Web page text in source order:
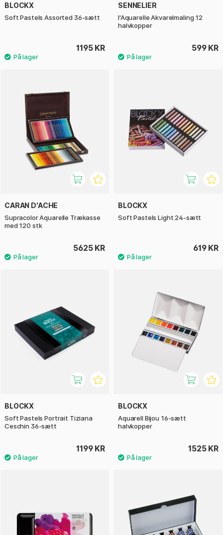
BLOCKX
Soft Pastels Assorted 36-sætt
1195 KR
SENNELIER
l'Aquarelle Akvarelmaling 12
halvkopper
599 KR
CARAN D'ACHE
Supracolor Aquarelle Trækasse
med 120 stk
5625 KR
BLOCKX
Soft Pastels Light 24-sætt
619 KR
BLOCKX
Soft Pastels Portrait Tiziana
Ceschin 36-sætt
1199 KR
BLOCKX
Aquarell Bijou 16-sætt
halvkopper
1525 KR